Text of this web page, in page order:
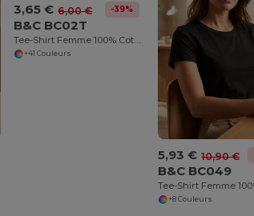
3,65 € 6,00 € -39%
B&C BC02T
+41 Couleurs
5,93 € 10,90 €
B&C BC049
+8 Couleurs